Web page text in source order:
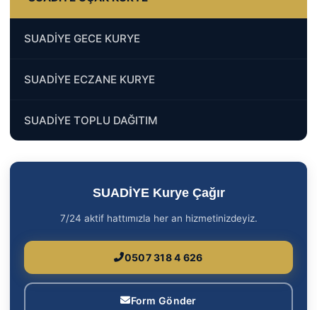
SUADİYE GECE KURYE
SUADİYE ECZANE KURYE
SUADİYE TOPLU DAĞITIM
SUADİYE Kurye Çağır
7/24 aktif hattımızla her an hizmetinizdeyiz.
0507 318 4 626
Form Gönder